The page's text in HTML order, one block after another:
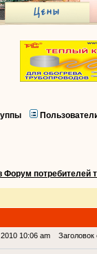
потребителей
10:06 am